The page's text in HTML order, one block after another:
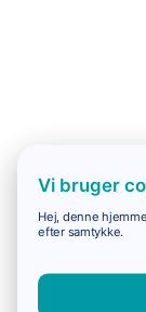
Vi bruger
Hej, denne
efter samtykke.